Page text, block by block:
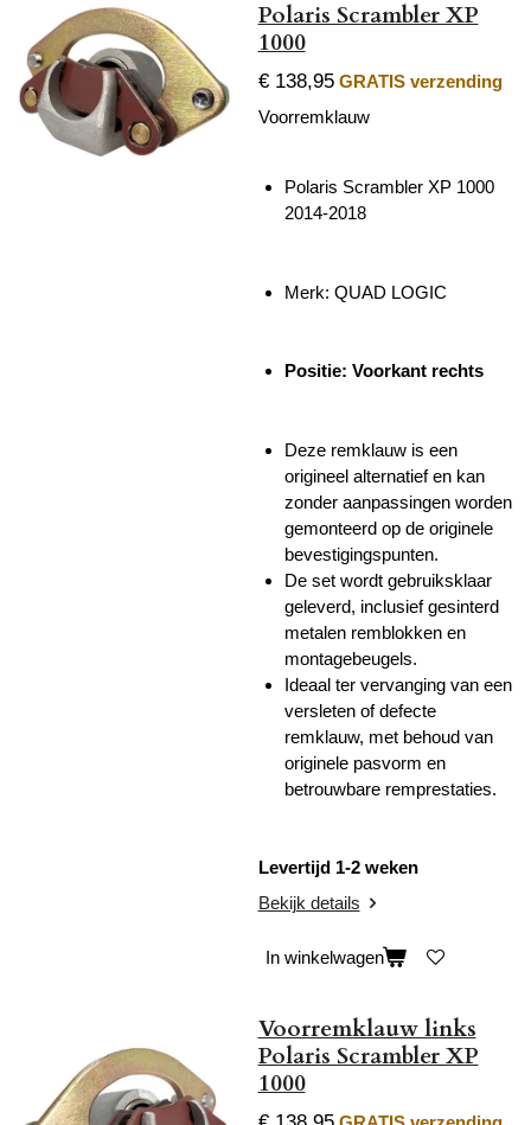
Polaris Scrambler XP
1000
€ 138,95 GRATIS verzending
Voorremklauw
Polaris Scrambler XP 1000
2014-2018
Merk: QUAD LOGIC
Positie: Voorkant rechts
Deze remklauw is een
origineel alternatief en kan
zonder aanpassingen worden
gemonteerd op de originele
bevestigingspunten.
De set wordt gebruiksklaar
geleverd, inclusief gesinterd
metalen remblokken en
montagebeugels.
Ideaal ter vervanging van een
versleten of defecte
remklauw, met behoud van
originele pasvorm en
betrouwbare remprestaties.
Levertijd 1-2 weken
Bekijk details
In winkelwagen
Voorremklauw links
Polaris Scrambler XP
1000